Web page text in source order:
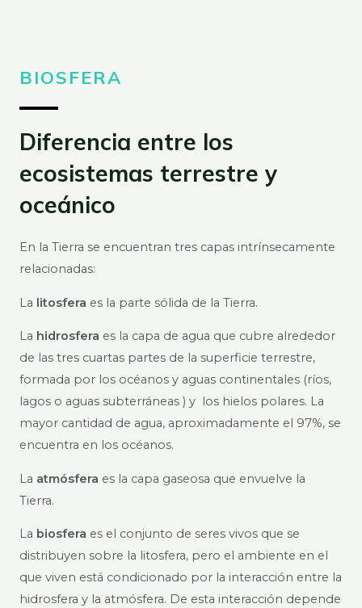
BIOSFERA
Diferencia entre los
ecosistemas terrestre y
oceánico
En la Tierra se encuentran tres capas intrínsecamente
relacionadas:
La litosfera es la parte sólida de la Tierra.
La hidrosfera es la capa de agua que cubre alrededor
de las tres cuartas partes de la superficie terrestre,
formada por los océanos y aguas continentales (ríos,
lagos o aguas subterráneas ) y los hielos polares. La
mayor cantidad de agua, aproximadamente el 97%, se
encuentra en los océanos.
La atmósfera es la capa gaseosa que envuelve la
Tierra.
La biosfera es el conjunto de seres vivos que se
distribuyen sobre la litosfera, pero el ambiente en el
que viven está condicionado por la interacción entre la
hidrosfera y la atmósfera. De esta interacción depende